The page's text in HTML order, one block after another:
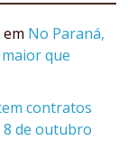
em No Paraná,
que
contratos
8 de outubro